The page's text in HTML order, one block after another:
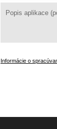
Informácie o